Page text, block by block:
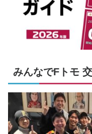
みんなでFトモ